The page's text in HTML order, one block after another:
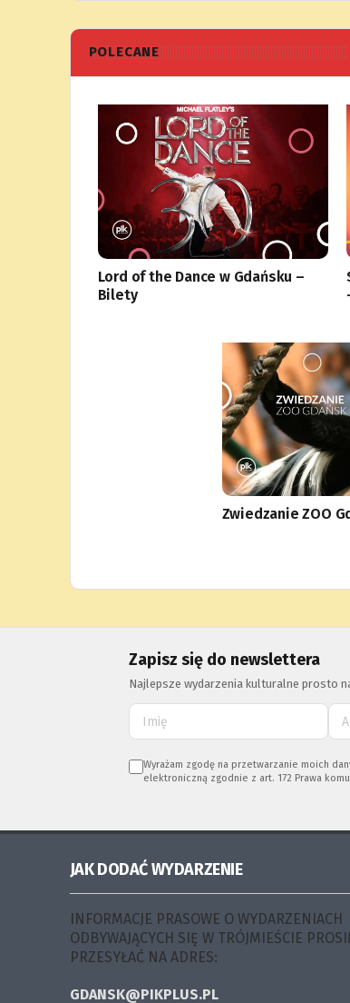
POLECANE
Lord of the Dance w Gdańsku –
Bilety
Zwiedzanie ZOO
Zapisz się do newslettera
Najlepsze wydarzenia kulturalne prosto
Wyrażam zgodę na przetwarzanie moich
elektroniczną zgodnie z art. 172 Prawa
JAK DODAĆ WYDARZENIE
INFORMACJE PRASOWE O WYDARZENIACH
ODBYWAJĄCYCH SIĘ W TRÓJMIEŚCIE
PRZESYŁAĆ NA ADRES:
GDANSK@PIKPLUS.PL